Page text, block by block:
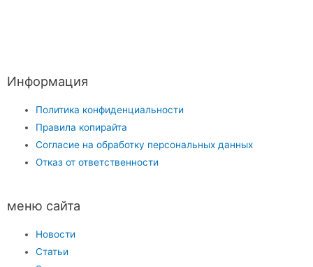
Информация
Политика конфиденциальности
Правила копирайта
Согласие на обработку персональных данных
Отказ от ответственности
меню сайта
Новости
Статьи